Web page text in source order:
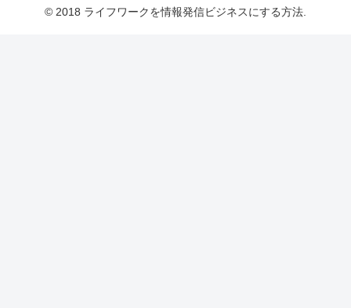
© 2018 ライフワークを情報発信ビジネスにする方法.